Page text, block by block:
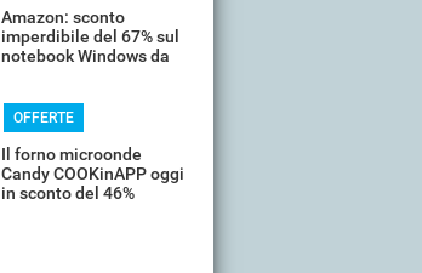
Amazon: sconto
imperdibile del 67% sul
notebook Windows da
OFFERTE
Il forno microonde
Candy COOKinAPP oggi
in sconto del 46%